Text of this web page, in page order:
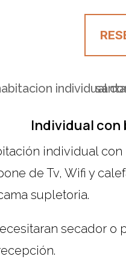
Individual
individual con
de Tv, Wifi y
supletoria.
secador o